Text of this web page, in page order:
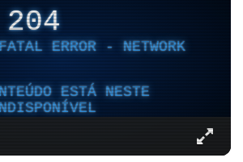
204
ERROR - NETWORK
ESTÁ NESTE